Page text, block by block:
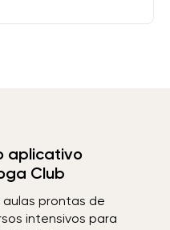
aplicativo
Club
prontas de
intensivos para